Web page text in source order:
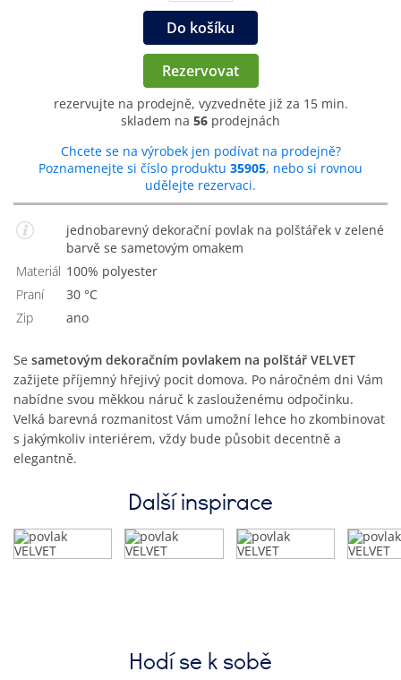
Do košíku
Rezervovat
rezervujte na prodejně, vyzvedněte již za 15 min.
skladem na 56 prodejnách
Chcete se na výrobek jen podívat na prodejně?
Poznamenejte si číslo produktu 35905, nebo si rovnou
udělejte rezervaci.
jednobarevný dekorační povlak na polštářek v zelené
barvě se sametovým omakem
Materiál
100% polyester
Praní
30 °C
Zip
Ano
Se sametovým dekoračním povlakem na polštář VELVET
zažijete příjemný hřejivý pocit domova. Po náročném dni Vám
nabídne svou měkkou náruč k zaslouženému odpočinku.
Velká barevná rozmanitost Vám umožní lehce ho zkombinovat
s jakýmkoliv interiérem, vždy bude působit decentně a
elegantně.
Další inspirace
Hodí se k sobě